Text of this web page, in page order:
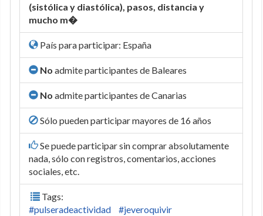
(sistólica y diastólica), pasos, distancia y
mucho m�
País para participar: España
No admite participantes de Baleares
No admite participantes de Canarias
Sólo pueden participar mayores de 16 años
Se puede participar sin comprar absolutamente
nada, sólo con registros, comentarios, acciones
sociales, etc.
Tags:
#pulseradeactividad
#jeveroquivir